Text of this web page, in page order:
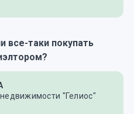
все-таки покупать
"Гелиос"